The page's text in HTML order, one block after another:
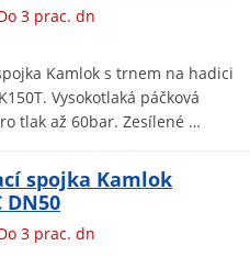
3 prac. dn
Kamlok s trnem na hadici
Vysokotlaká páčková
tlak až 60bar. Zesílené …
spojka Kamlok
DN50
3 prac. dn